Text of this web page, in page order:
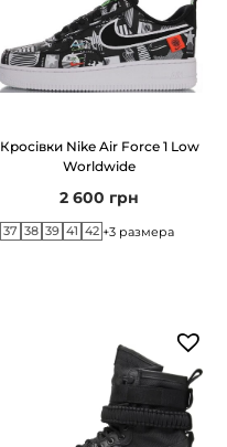
Кросівки Nike Air Force 1 Low
Worldwide
2 600 грн
37 38 39 41 42 +3 размера